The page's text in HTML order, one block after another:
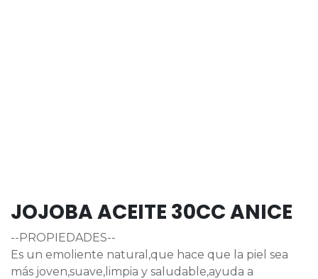
JOJOBA ACEITE 30CC ANICE
--PROPIEDADES--
Es un emoliente natural,que hace que la piel sea
más joven,suave,limpia y saludable,ayuda a